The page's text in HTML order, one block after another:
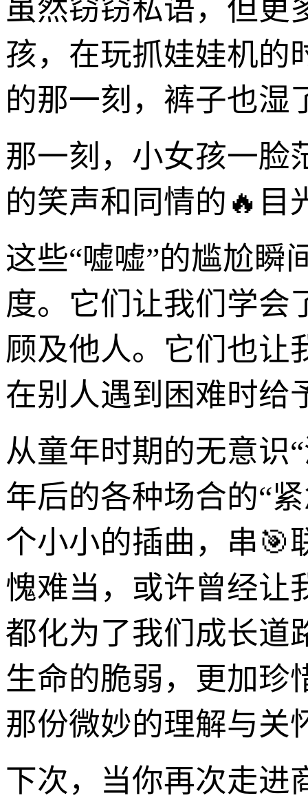
虽然窃窃私语，但更
孩，在玩抓娃娃机的
的那一刻，裤子也湿
那一刻，小女孩一脸
的笑声和同情的🔥目
这些“嘘嘘”的尴尬瞬
度。它们让我们学会
顾及他人。它们也让
在别人遇到困难时给
从童年时期的无意识
年后的各种场合的“
个小小的插曲，串🎯
愧难当，或许曾经让
都化为了我们成长道
生命的脆弱，更加珍
那份微妙的理解与关
下次，当你再次走进